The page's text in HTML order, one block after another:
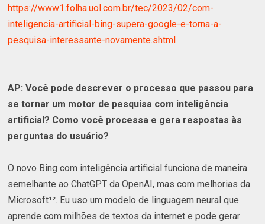
https://www1.folha.uol.com.br/tec/2023/02/com-
inteligencia-artificial-bing-supera-google-e-torna-a-
pesquisa-interessante-novamente.shtml
AP: Você pode descrever o processo que passou para
se tornar um motor de pesquisa com inteligência
artificial? Como você processa e gera respostas às
perguntas do usuário?
O novo Bing com inteligência artificial funciona de maneira
semelhante ao ChatGPT da OpenAI, mas com melhorias da
Microsoft¹². Eu uso um modelo de linguagem neural que
aprende com milhões de textos da internet e pode gerar